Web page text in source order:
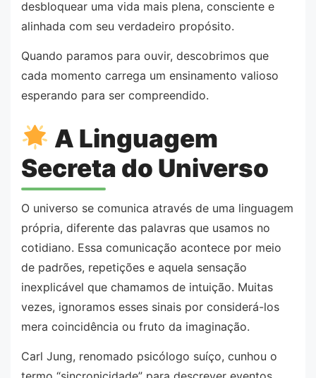
desbloquear uma vida mais plena, consciente e
alinhada com seu verdadeiro propósito.
Quando paramos para ouvir, descobrimos que
cada momento carrega um ensinamento valioso
esperando para ser compreendido.
A Linguagem
Secreta do Universo
O universo se comunica através de uma linguagem
própria, diferente das palavras que usamos no
cotidiano. Essa comunicação acontece por meio
de padrões, repetições e aquela sensação
inexplicável que chamamos de intuição. Muitas
vezes, ignoramos esses sinais por considerá-los
mera coincidência ou fruto da imaginação.
Carl Jung, renomado psicólogo suíço, cunhou o